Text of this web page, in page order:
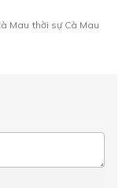
Mau thời sự Cà Mau